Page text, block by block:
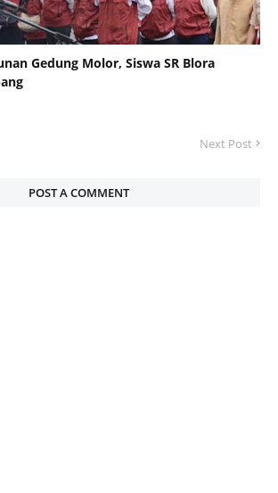
Gedung Molor, Siswa SR Blora
Next Post
POST A COMMENT